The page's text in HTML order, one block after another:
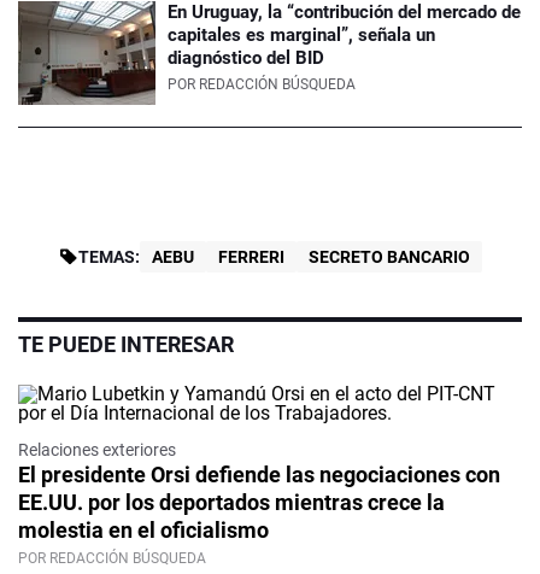
En Uruguay, la “contribución del mercado de
capitales es marginal”, señala un
diagnóstico del BID
POR REDACCIÓN BÚSQUEDA
TEMAS: AEBU FERRERI SECRETO BANCARIO
TE PUEDE INTERESAR
Relaciones exteriores
El presidente Orsi defiende las negociaciones con
EE.UU. por los deportados mientras crece la
molestia en el oficialismo
POR REDACCIÓN BÚSQUEDA